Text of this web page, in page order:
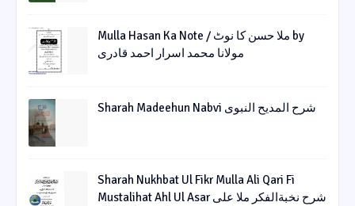
Mulla Hasan Ka Note / ملا حسن کا نوٹ by
مولانا محمد اسرار احمد قادری
Sharah Madeehun Nabvi شرح المدیح النبوی
Sharah Nukhbat Ul Fikr Mulla Ali Qari Fi
Mustalihat Ahl Ul Asar شرح نخبةالفکر ملا علی